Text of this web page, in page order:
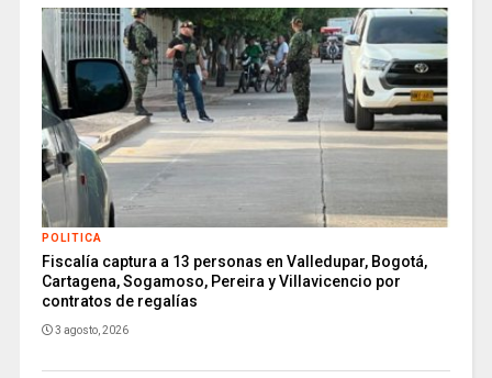
POLITICA
Fiscalía captura a 13 personas en Valledupar, Bogotá,
Cartagena, Sogamoso, Pereira y Villavicencio por
contratos de regalías
3 agosto, 2026